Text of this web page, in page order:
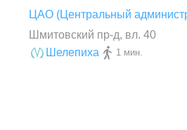
ЦАО (Центральный
Шмитовский пр-д, вл. 40
Шелепиха
1 мин.